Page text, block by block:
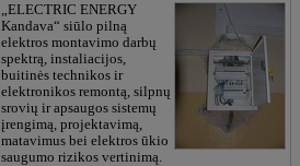
„ELECTRIC ENERGY
Kandava“ siūlo pilną
elektros montavimo darbų
spektrą, instaliacijos,
buitinės technikos ir
elektronikos remontą, silpnų
srovių ir apsaugos sistemų
įrengimą, projektavimą,
matavimus bei elektros ūkio
saugumo rizikos vertinimą.